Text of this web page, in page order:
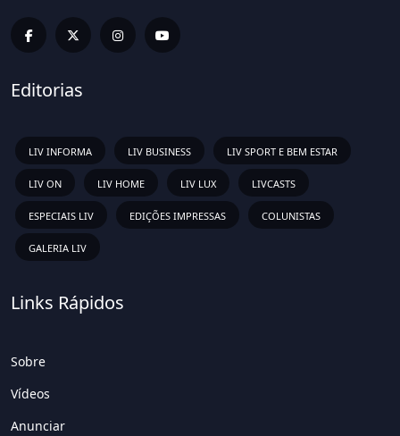
Editorias
LIV INFORMA LIV BUSINESS LIV SPORT E BEM ESTAR
LIV ON LIV HOME LIV LUX LIVCASTS
ESPECIAIS LIV EDIÇÕES IMPRESSAS COLUNISTAS
GALERIA LIV
Links Rápidos
Sobre
Vídeos
Anunciar